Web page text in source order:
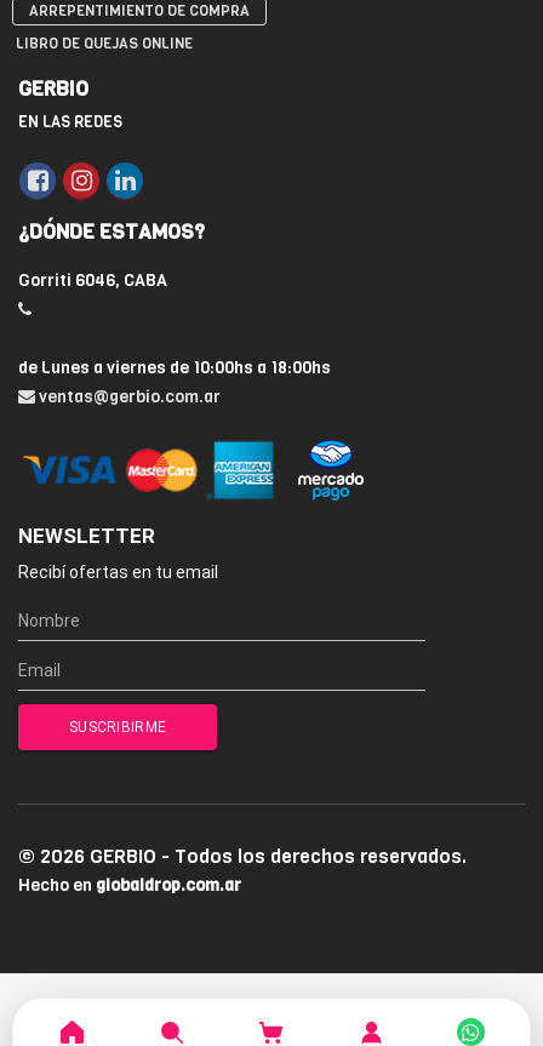
ARREPENTIMIENTO DE COMPRA
LIBRO DE QUEJAS ONLINE
GERBIO
EN LAS REDES
¿DÓNDE ESTAMOS?
Gorriti 6046, CABA
de Lunes a viernes de 10:00hs a 18:00hs
ventas@gerbio.com.ar
NEWSLETTER
Recibí ofertas en tu email
© 2026 GERBIO - Todos los derechos reservados.
Hecho en globaldrop.com.ar